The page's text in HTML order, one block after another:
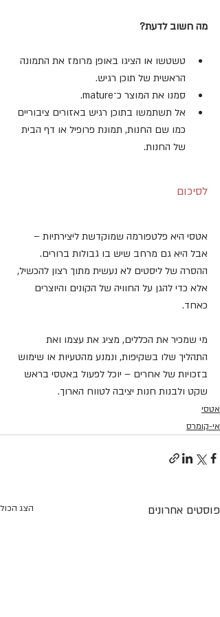
מה חשוב לדעת?
טשטשו או הציגו באופן מרומז את התמונה
הראשית של תוכן רגיש.
סמנו את המוצר כ־mature.
אל תשתמשו בתוכן רגיש באזורים ציבוריים
כמו שם החנות, תמונת פרופיל או דף הבית
של החנות.
לסיכום
אטסי היא פלטפורמה שמוקדשת ליצירתיות –
אבל היא גם מרחב שיש בו גבולות ברורים.
ההסרה של ליסטים לא נעשית מתוך רצון להכשיל,
אלא כדי להגן על החוויה של הקונים והיוצרים
כאחד.
מי שמכיר את הכללים, מציג את עצמו ואת
התהליך שלו בשקיפות, ונמנע מהטעיות או שימוש
בזכויות של אחרים – יוכל לפעול באטסי בראש
שקט ולבנות חנות יציבה לטווח הארוך.
אטסי
אי-קומרס
פוסטים אחרונים הצג הכול